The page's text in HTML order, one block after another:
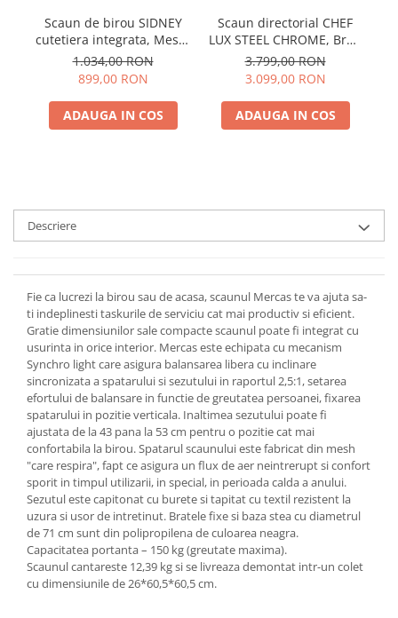
Scaun de birou SIDNEY
cutetiera integrata, Mesh,
Negru
1.034,00 RON
899,00 RON
ADAUGA IN COS
Scaun directorial CHEF
LUX STEEL CHROME, Brun
deschis, piele naturala
3.799,00 RON
3.099,00 RON
ADAUGA IN COS
Descriere
Fie ca lucrezi la birou sau de acasa, scaunul Mercas te va ajuta sa-
ti indeplinesti taskurile de serviciu cat mai productiv si eficient.
Gratie dimensiunilor sale compacte scaunul poate fi integrat cu
usurinta in orice interior. Mercas este echipata cu mecanism
Synchro light care asigura balansarea libera cu inclinare
sincronizata a spatarului si sezutului in raportul 2,5:1, setarea
efortului de balansare in functie de greutatea persoanei, fixarea
spatarului in pozitie verticala. Inaltimea sezutului poate fi
ajustata de la 43 pana la 53 cm pentru o pozitie cat mai
confortabila la birou. Spatarul scaunului este fabricat din mesh
"care respira", fapt ce asigura un flux de aer neintrerupt si confort
sporit in timpul utilizarii, in special, in perioada calda a anului.
Sezutul este capitonat cu burete si tapitat cu textil rezistent la
uzura si usor de intretinut. Bratele fixe si baza stea cu diametrul
de 71 cm sunt din polipropilena de culoarea neagra.
Capacitatea portanta – 150 kg (greutate maxima).
Scaunul cantareste 12,39 kg si se livreaza demontat intr-un colet
cu dimensiunile de 26*60,5*60,5 cm.